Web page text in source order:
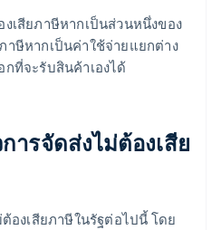
งเสียภาษีหากเป็นส่วนหนึ่งของ
าษีหากเป็นค่าใช้จ่ายแยกต่าง
กที่จะรับสินค้าเองได้
ารจัดส่งไม่ต้องเสีย
องเสียภาษีในรัฐต่อไปนี้ โดย